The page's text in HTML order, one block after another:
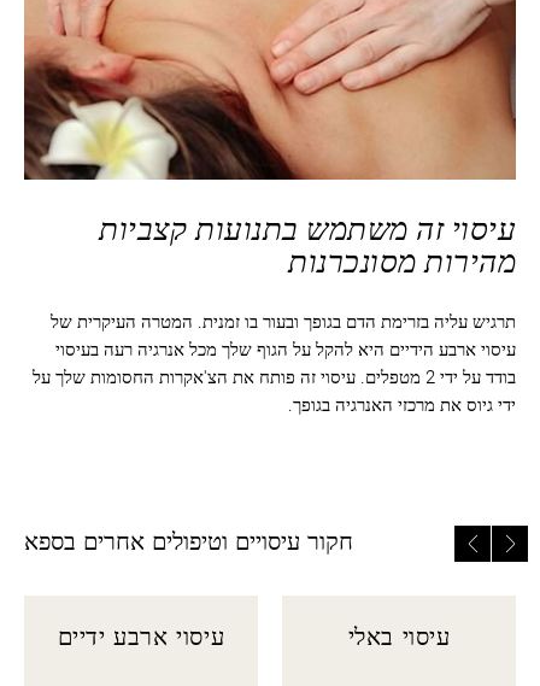
עיסוי זה משתמש בתנועות קצביות
מהירות מסונכרנות
תרגיש עליה בזרימת הדם בגופך ובעור בו זמנית. המטרה העיקרית של
עיסוי ארבע הידיים היא להקל על הגוף שלך מכל אנרגיה רעה בעיסוי
בודד על ידי 2 מטפלים. עיסוי זה פותח את הצ'אקרות החסומות שלך על
ידי גיוס את מרכזי האנרגיה בגופך.
חקור עיסויים וטיפולים אחרים בספא
עיסוי באלי עיסוי ארבע ידיים